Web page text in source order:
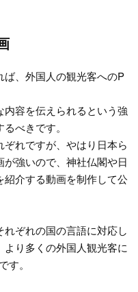
、外国人の観光客へのP
容を伝えられるという強
べきです。
れですが、やはり日本ら
強いので、神社仏閣や日
介する動画を制作して公
ぞれの国の言語に対応し
り多くの外国人観光客に
す。